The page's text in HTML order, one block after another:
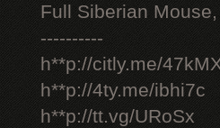
Full Siberian
----------
h**p://citly.me/
h**p://4ty.me/ibhi7c
h**p://tt.vg/URoSx